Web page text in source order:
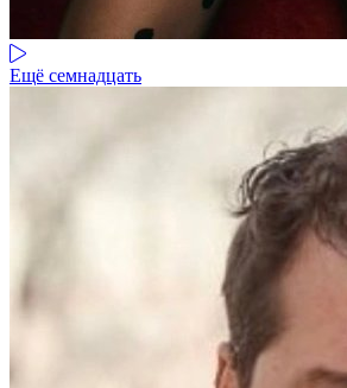
Ещё семнадцать